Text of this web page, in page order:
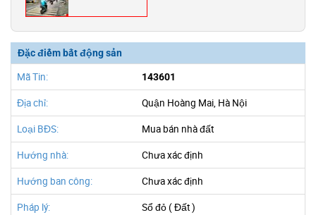
Đặc điểm bất động sản
Mã Tin: 143601
Địa chỉ: Quận Hoàng Mai, Hà Nội
Loại BĐS: Mua bán nhà đất
Hướng nhà: Chưa xác định
Hướng ban công: Chưa xác định
Pháp lý: Sổ đỏ ( Đất )